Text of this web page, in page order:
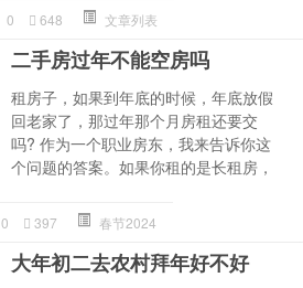
0 648 文章列表
二手房过年不能空房吗
租房子，如果到年底的时候，年底放假
回老家了，那过年那个月房租还要交
吗? 作为一个职业房东，我来告诉你这
个问题的答案。如果你租的是长租房，
0 397 春节2024
大年初二去农村拜年好不好